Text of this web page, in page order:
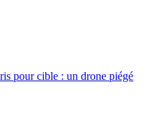
pour cible : un drone piégé